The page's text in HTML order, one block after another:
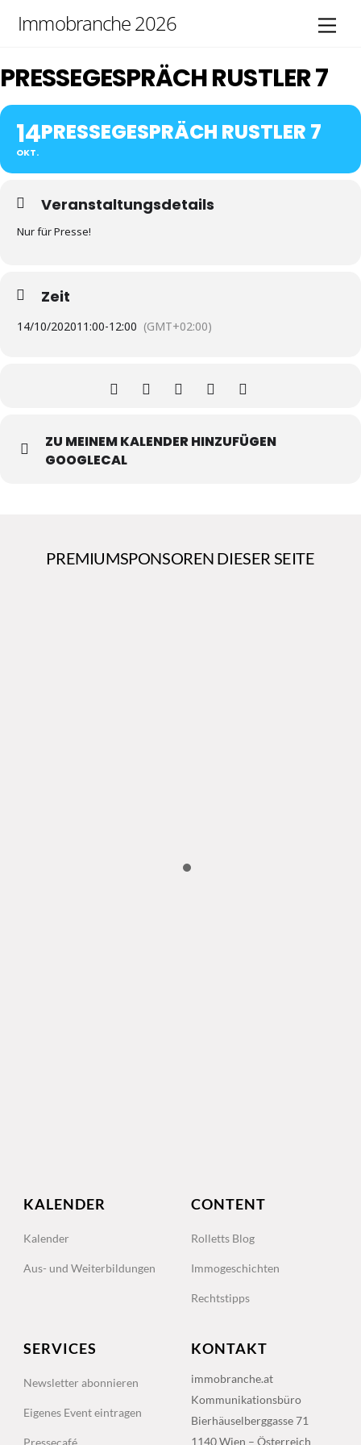
Immobranche 2026
PRESSEGESPRÄCH RUSTLER 7
14
OKT.
PRESSEGESPRÄCH RUSTLER 7
Veranstaltungsdetails
Nur für Presse!
Zeit
14/10/202011:00-12:00 (GMT+02:00)
ZU MEINEM KALENDER HINZUFÜGEN
GOOGLECAL
PREMIUMSPONSOREN DIESER SEITE
KALENDER
Kalender
Aus- und Weiterbildungen
CONTENT
Rolletts Blog
Immogeschichten
Rechtstipps
SERVICES
Newsletter abonnieren
Eigenes Event eintragen
KONTAKT
immobranche.at
Kommunikationsbüro
Bierhäuselberggasse 71
1140 Wien – Österreich